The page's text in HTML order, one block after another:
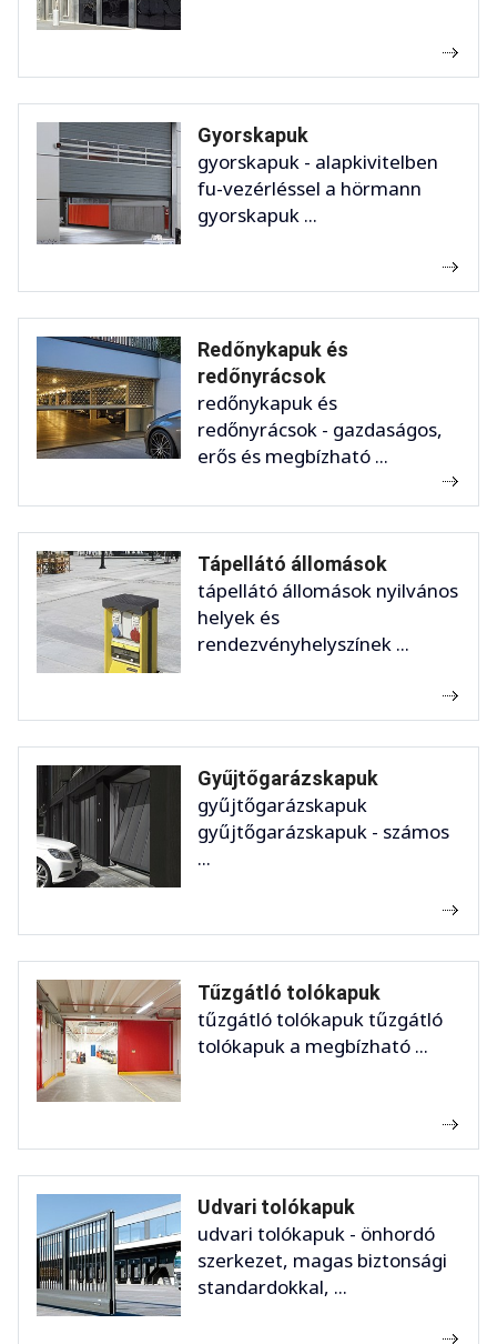
Gyorskapuk
gyorskapuk - alapkivitelben
fu-vezérléssel a hörmann
gyorskapuk ...
Redőnykapuk és
redőnyrácsok
redőnykapuk és
redőnyrácsok - gazdaságos,
erős és megbízható ...
Tápellátó állomások
tápellátó állomások nyilvános
helyek és
rendezvényhelyszínek ...
Gyűjtőgarázskapuk
gyűjtőgarázskapuk
gyűjtőgarázskapuk - számos
...
Tűzgátló tolókapuk
tűzgátló tolókapuk tűzgátló
tolókapuk a megbízható ...
Udvari tolókapuk
udvari tolókapuk - önhordó
szerkezet, magas biztonsági
standardokkal, ...